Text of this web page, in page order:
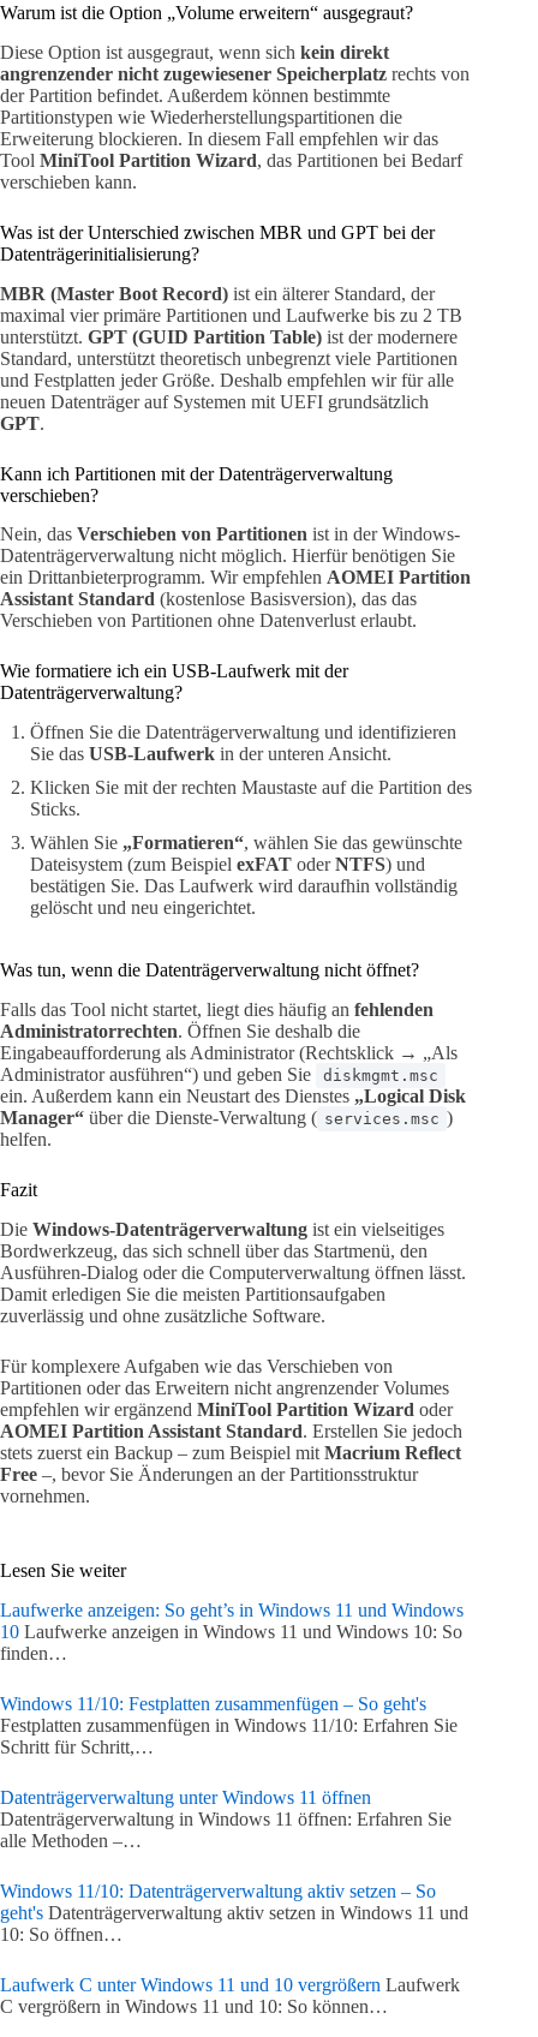
Warum ist die Option „Volume erweitern“ ausgegraut?
Diese Option ist ausgegraut, wenn sich kein direkt
angrenzender nicht zugewiesener Speicherplatz rechts von
der Partition befindet. Außerdem können bestimmte
Partitionstypen wie Wiederherstellungspartitionen die
Erweiterung blockieren. In diesem Fall empfehlen wir das
Tool MiniTool Partition Wizard, das Partitionen bei Bedarf
verschieben kann.
Was ist der Unterschied zwischen MBR und GPT bei der
Datenträgerinitialisierung?
MBR (Master Boot Record) ist ein älterer Standard, der
maximal vier primäre Partitionen und Laufwerke bis zu 2 TB
unterstützt. GPT (GUID Partition Table) ist der modernere
Standard, unterstützt theoretisch unbegrenzt viele Partitionen
und Festplatten jeder Größe. Deshalb empfehlen wir für alle
neuen Datenträger auf Systemen mit UEFI grundsätzlich
GPT.
Kann ich Partitionen mit der Datenträgerverwaltung
verschieben?
Nein, das Verschieben von Partitionen ist in der Windows-
Datenträgerverwaltung nicht möglich. Hierfür benötigen Sie
ein Drittanbieterprogramm. Wir empfehlen AOMEI Partition
Assistant Standard (kostenlose Basisversion), das das
Verschieben von Partitionen ohne Datenverlust erlaubt.
Wie formatiere ich ein USB-Laufwerk mit der
Datenträgerverwaltung?
Öffnen Sie die Datenträgerverwaltung und identifizieren
Sie das USB-Laufwerk in der unteren Ansicht.
Klicken Sie mit der rechten Maustaste auf die Partition des
Sticks.
Wählen Sie „Formatieren“, wählen Sie das gewünschte
Dateisystem (zum Beispiel exFAT oderNTFS) und
bestätigen Sie. Das Laufwerk wird daraufhin vollständig
gelöscht und neu eingerichtet.
Was tun, wenn die Datenträgerverwaltung nicht öffnet?
Falls das Tool nicht startet, liegt dies häufig an fehlenden
Administratorrechten. Öffnen Sie deshalb die
Eingabeaufforderung als Administrator (Rechtsklick → „Als
Administrator ausführen“) und geben Sie
diskmgmt.msc
ein. Außerdem kann ein Neustart des Dienstes „Logical Disk
Manager“ über die Dienste-Verwaltung ( services.msc )
helfen.
Fazit
Die Windows-Datenträgerverwaltung ist ein vielseitiges
Bordwerkzeug, das sich schnell über das Startmenü, den
Ausführen-Dialog oder die Computerverwaltung öffnen lässt.
Damit erledigen Sie die meisten Partitionsaufgaben
zuverlässig und ohne zusätzliche Software.
Für komplexere Aufgaben wie das Verschieben von
Partitionen oder das Erweitern nicht angrenzender Volumes
empfehlen wir ergänzend MiniTool Partition Wizard oder
AOMEI Partition Assistant Standard. Erstellen Sie jedoch
stets zuerst ein Backup – zum Beispiel mit Macrium Reflect
Free –, bevor Sie Änderungen an der Partitionsstruktur
vornehmen.
Lesen Sie weiter
Laufwerke anzeigen: So geht’s in Windows 11 und Windows
10 Laufwerke anzeigen in Windows 11 und Windows 10: So
finden…
Windows 11/10: Festplatten zusammenfügen – So geht's
Festplatten zusammenfügen in Windows 11/10: Erfahren Sie
Schritt für Schritt,…
Datenträgerverwaltung unter Windows 11 öffnen
Datenträgerverwaltung in Windows 11 öffnen: Erfahren Sie
alle Methoden –…
Windows 11/10: Datenträgerverwaltung aktiv setzen – So
geht's Datenträgerverwaltung aktiv setzen in Windows 11 und
10: So öffnen…
Laufwerk C unter Windows 11 und 10 vergrößern Laufwerk
C vergrößern in Windows 11 und 10: So können…